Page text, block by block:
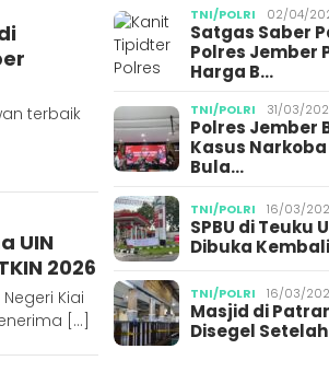
terbaik
UIN
2026
Kiai
[…]
TNI/POLRI 02/04/
Satgas Saber
Polres Jember
Harga B…
TNI/POLRI 31/03/
Polres Jember
Kasus
Bula…
TNI/POLRI 16/03/
SPBU di Teuku
Dibuka
TNI/POLRI 16/03/
Masjid di
Disegel